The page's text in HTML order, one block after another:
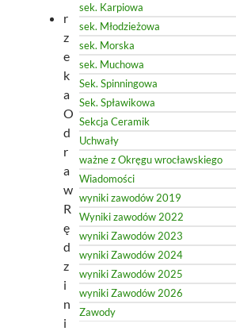
r
z
e
k
a
O
d
r
a
w
R
ę
d
z
i
n
i
sek. Karpiowa
sek. Młodzieżowa
sek. Morska
sek. Muchowa
Sek. Spinningowa
Sek. Spławikowa
Sekcja Ceramik
Uchwały
ważne z Okręgu wrocławskiego
Wiadomości
wyniki zawodów 2019
Wyniki zawodów 2022
wyniki Zawodów 2023
wyniki Zawodów 2024
wyniki Zawodów 2025
wyniki Zawodów 2026
Zawody